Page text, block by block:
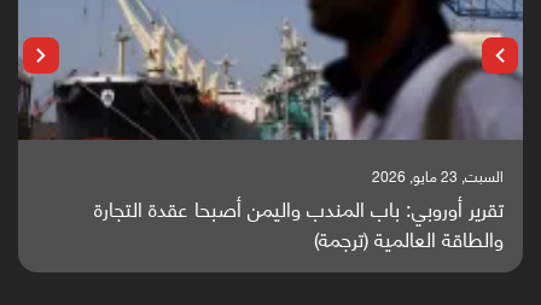
السبت, 23 مايو, 2026
تقرير أوروبي: باب المندب واليمن أصبحا عقدة التجارة
والطاقة العالمية (ترجمة)